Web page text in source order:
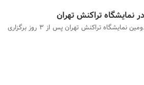
نمایشگاه تراکنش تهران
دومین نمایشگاه تراکنش تهران پس از 3 روز برگزاری